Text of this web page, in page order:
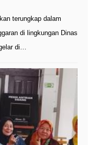
terungkap dalam
di lingkungan Dinas
di…